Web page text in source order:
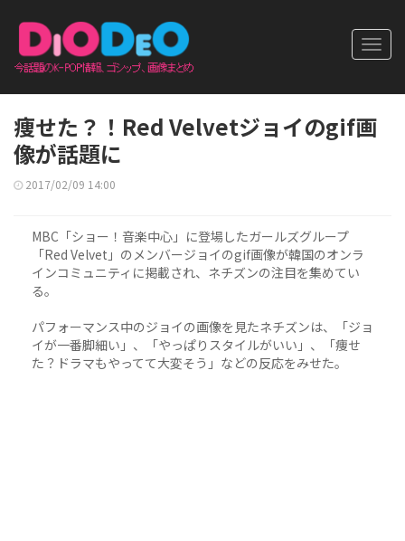
痩せた？！Red Velvetジョイのgif画
像が話題に
2017/02/09 14:00
MBC「ショー！音楽中心」に登場したガールズグループ
「Red Velvet」のメンバージョイのgif画像が韓国のオンラ
インコミュニティに掲載され、ネチズンの注目を集めてい
る。
パフォーマンス中のジョイの画像を見たネチズンは、「ジョ
イが一番脚細い」、「やっぱりスタイルがいい」、「痩せ
た？ドラマもやってて大変そう」などの反応をみせた。